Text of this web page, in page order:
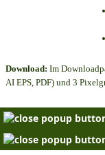
Download: Im
AI EPS, PDF) und 3